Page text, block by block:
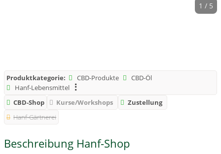
1 / 5
Produktkategorie: CBD-Produkte
CBD-Öl
Hanf-Lebensmittel
CBD-Shop
Kurse/Workshops
Zustellung
Hanf-Gärtnerei
Beschreibung Hanf-Shop